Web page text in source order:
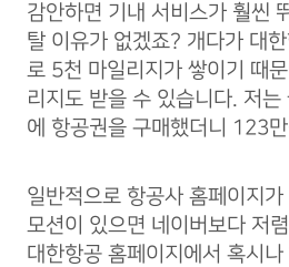
감안하면 기내 서비스가 훨씬
탈 이유가 없겠죠? 개다가 대
로 5천 마일리지가 쌓이기 때
리지도 받을 수 있습니다. 저는
에 항공권을 구매했더니 123
일반적으로 항공사 홈페이지
모션이 있으면 네이버보다 저
대한항공 홈페이지에서 혹시나